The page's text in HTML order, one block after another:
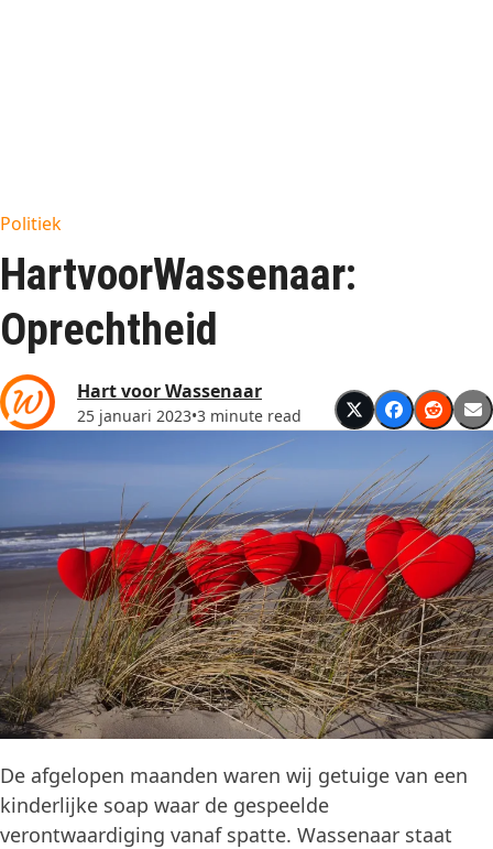
Politiek
HartvoorWassenaar:
Oprechtheid
Hart voor Wassenaar
25 januari 2023•3 minute read
De afgelopen maanden waren wij getuige van een
kinderlijke soap waar de gespeelde
verontwaardiging vanaf spatte. Wassenaar staat